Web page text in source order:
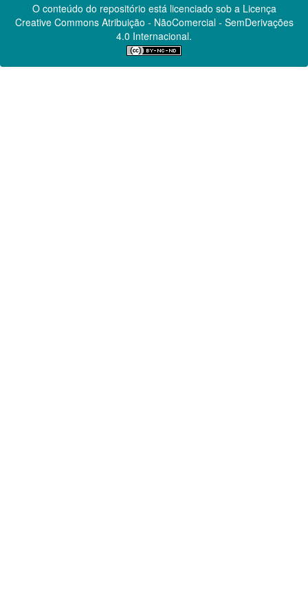
O conteúdo do repositório está licenciado sob a Licença
Creative CommonsAtribuição - NãoComercial - SemDerivações
4.0 Internacional.